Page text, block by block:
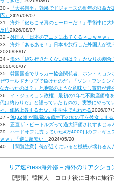
30 -
『大谷翔平』効果でドジャースの昨年の収益
応） 2026/08/07
31 - 海外「彼らこそ真のヒーローだ！」手術中に
反応2026/08/07
32 - 外国人「日本のアニメに出てくるネコｗｗｗ」
33 - 海外「あるある！」日本を旅行した外国人が
2026/08/07
34 - 海外「絶対行きたくない国は？」かなりの割合
2026/08/07
35 - 韓国国会でサッカー協会関係者、ホン・ミョ
ぜワールドカップで負けたのだ」「ソン・フンミン
なかったのは？」と地獄のような意味なし質問が連
36 - イ・ジェミョン政権、最初の1年で不動産価格
代は終わりだ」と語っていたものの、実際にやって
ゃ、価格上昇するわな。中学生でもわかる2026/07/
37 - 俺(32歳)が職場の9歳年下の女の子を彼女にす
38 - 正直ザ・ビートルズって過大評価されすぎじゃ
39 - ハードオフに売っていた4万4000円のフィギュ
ｗｗ」「逆に超安い」 2024/05/20
40 -
【閲覧注意】俺が近くにいると機械が壊れるん
リア速Press海外部 – 海外のリアクショ
【悲報】韓国人「コロナ後に日本に旅